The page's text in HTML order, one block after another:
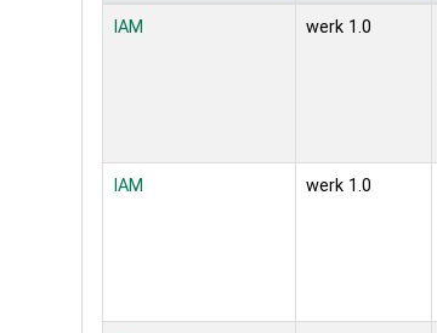
Exemplare
IAM werk 1.0
IAM werk 1.0